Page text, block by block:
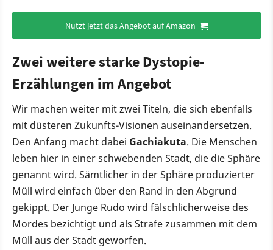
Nutzt jetzt das Angebot auf Amazon
Zwei weitere starke Dystopie-
Erzählungen im Angebot
Wir machen weiter mit zwei Titeln, die sich ebenfalls
mit düsteren Zukunfts-Visionen auseinandersetzen.
Den Anfang macht dabei Gachiakuta. Die Menschen
leben hier in einer schwebenden Stadt, die die Sphäre
genannt wird. Sämtlicher in der Sphäre produzierter
Müll wird einfach über den Rand in den Abgrund
gekippt. Der Junge Rudo wird fälschlicherweise des
Mordes bezichtigt und als Strafe zusammen mit dem
Müll aus der Stadt geworfen.